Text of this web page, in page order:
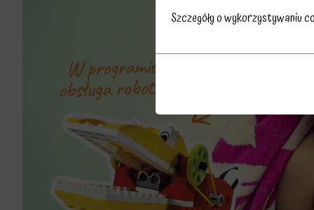
Szczegóły o wykorzystywaniu
czy
dane
dotyczące
korzystania
z
pliki
danych
przechowywane
na
urządzeniu